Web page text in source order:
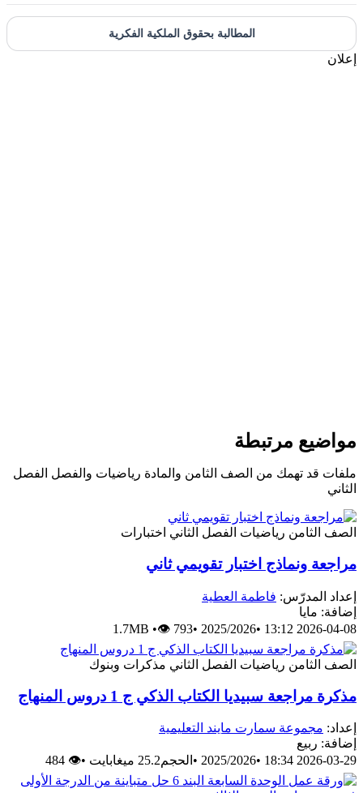
المطالبة بحقوق الملكية الفكرية
إعلان
مواضيع مرتبطة
ملفات قد تهمك من الصف الثامن والمادة رياضيات والفصل الفصل
الثاني
الصف الثامن رياضيات الفصل الثاني اختبارات
مراجعة ونماذج اختبار تقويمي ثاني
إعداد المدرّس: فاطمة العطية
إضافة: مايا
2026-04-08 13:12
•
2025/2026
•
1.7MB •👁 793
الصف الثامن رياضيات الفصل الثاني مذكرات وبنوك
مذكرة مراجعة سبيديا الكتاب الذكي ج 1 دروس المنهاج
إعداد: مجموعة سمارت مايند التعليمية
إضافة: ربيع
2026-03-29 18:34
•
2025/2026
•الحجم25.2 ميغابايت •
👁 484